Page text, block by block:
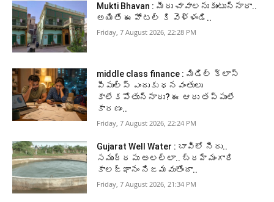
Mukti Bhavan : మీరు చావాలనుకుంటున్నారా..
అయితే ఈ హోటల్ కి వెళ్ళండి..
Friday, 7 August 2026, 22:28 PM
middle class finance : మిడిల్ క్లాస్
పీపుల్స్ ఎందుకు ధనవంతులు
కాలేకపోతున్నారు? ఈ ఆరు తప్పులే
కారణం..
Friday, 7 August 2026, 22:24 PM
Gujarat Well Water : బావిలో నీరు..
సముద్రపు అలల్లా.. బ్రహ్మంగారి
కాలజ్ఞానం నిజమవుతోందా..
Friday, 7 August 2026, 21:34 PM